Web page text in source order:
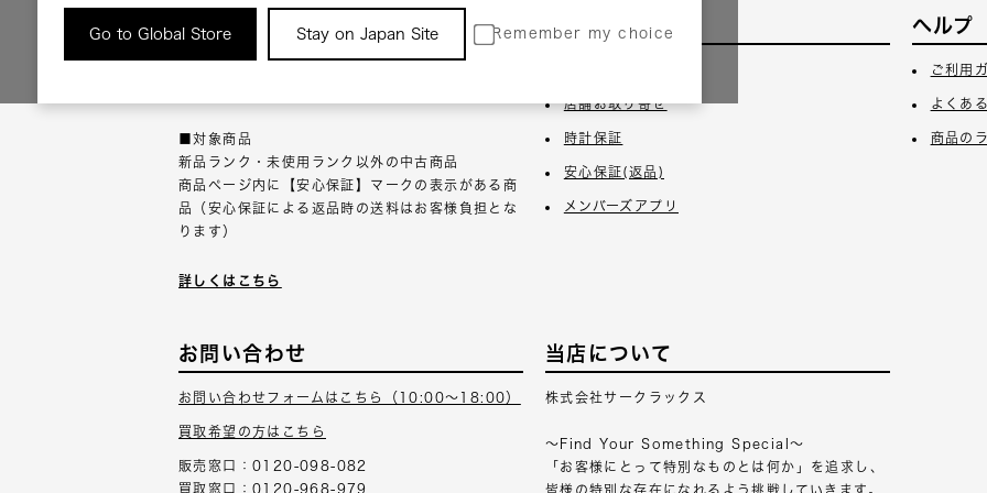
Go to Global Store Stay on Japan Site Remember my choice
返品について
■対象商品
新品ランク・未使用ランク以外の中古商品
商品ページ内に【安心保証】マークの表示がある商
品（安心保証による返品時の送料はお客様負担とな
ります）
詳しくはこちら
サービス
店舗お取り寄せ
時計保証
安心保証(返品)
メンバーズアプリ
ヘルプ
ご利用
よくあ
商品の
お問い合わせ
お問い合わせフォームはこちら（10:00～18:00）
買取希望の方はこちら
販売窓口：0120-098-082
買取窓口：0120-968-979
当店について
株式会社サークラックス
～Find Your Something Special～
「お客様にとって特別なものとは何か」を追求し、
皆様の特別な存在になれるよう挑戦していきます。